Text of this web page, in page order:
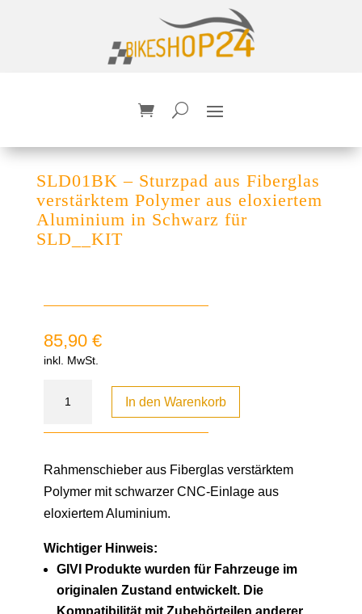
SLD01BK – Sturzpad aus Fiberglas
verstärktem Polymer aus eloxiertem
Aluminium in Schwarz für
SLD__KIT
85,90 €
inkl. MwSt.
In den Warenkorb
Rahmenschieber aus Fiberglas verstärktem
Polymer mit schwarzer CNC-Einlage aus
eloxiertem Aluminium.
Wichtiger Hinweis:
GIVI Produkte wurden für Fahrzeuge im
originalen Zustand entwickelt. Die
Kompatibilität mit Zubehörteilen anderer